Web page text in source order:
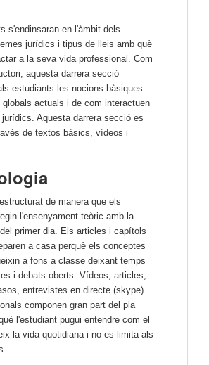
s'endinsaran en l'àmbit dels
jurídics i tipus de lleis amb què
a la seva vida professional. Com
aquesta darrera secció
estudiants les nocions bàsiques
actuals i de com interactuen
Aquesta darrera secció es
de textos bàsics, vídeos i
de manera que els
l'ensenyament teòric amb la
primer dia. Els articles i capítols
a casa perquè els conceptes
a fons a classe deixant temps
i debats oberts. Vídeos, articles,
entrevistes en directe (skype)
componen gran part del pla
l'estudiant pugui entendre com el
la vida quotidiana i no es limita als